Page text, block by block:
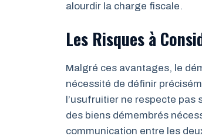
alourdir la charge fiscale.
Les Risques à
Malgré ces avantages, le
nécessité de définir
l’usufruitier ne respecte
des biens démembrés
communication entre les